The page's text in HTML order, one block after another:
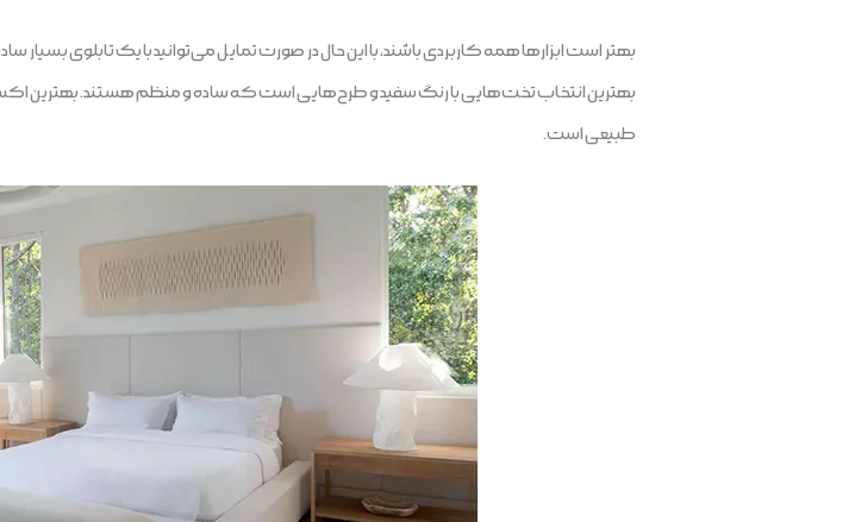
بهتر است ابزارها همه کاربردی باشند، با این حال در صورت تمایل می‌توانید با یک تابلوی
بهترین انتخاب تخت‌هایی با رنگ سفید و طرح‌هایی است که ساده و منظم هستند. بهترین
طبیعی است.